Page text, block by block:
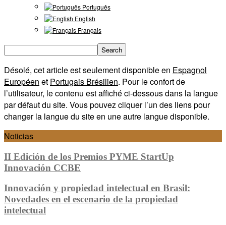
Português
English
Français
Désolé, cet article est seulement disponible en Espagnol
Européen et Portugais Brésilien. Pour le confort de
l’utilisateur, le contenu est affiché ci-dessous dans la langue
par défaut du site. Vous pouvez cliquer l’un des liens pour
changer la langue du site en une autre langue disponible.
Noticias
II Edición de los Premios PYME StartUp
Innovación CCBE
Innovación y propiedad intelectual en Brasil:
Novedades en el escenario de la propiedad
intelectual